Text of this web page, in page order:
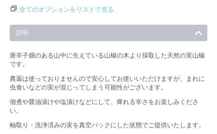
全てのオプションをリストで見る
説明
唐辛子畑のある山中に生えている山椒の木より採取した天然の実山椒
です。
農薬は使っておりませんので安心してお使いいただけますが、まれに
虫食いなどの実が混じってしまう可能性がございます。
佃煮や醤油漬けや塩漬けなどにして、痺れる辛さをお楽しみくださ
い。
軸取り・洗浄済みの実を真空パックにした状態でご提供いたします。